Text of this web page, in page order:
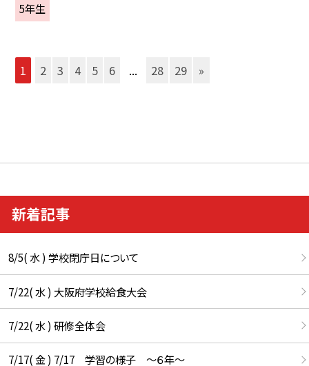
5年生
1 2 3 4 5 6 ... 28 29 »
新着記事
8/5( 水 ) 学校閉庁日について
7/22( 水 ) 大阪府学校給食大会
7/22( 水 ) 研修全体会
7/17( 金 ) 7/17 学習の様子 ～６年～